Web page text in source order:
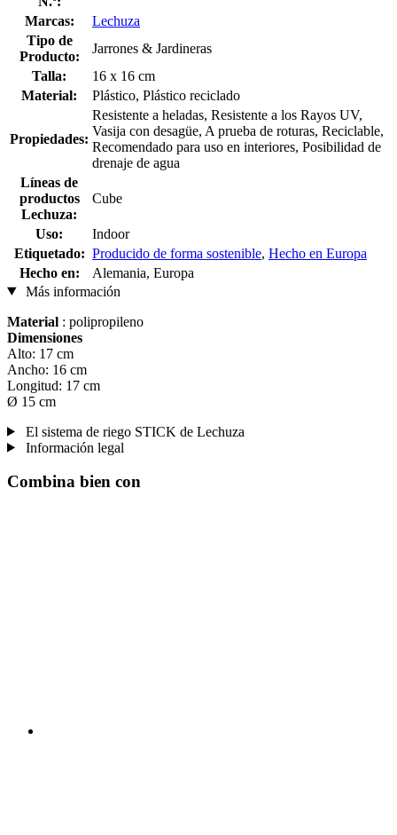
Marcas:
Lechuza
Tipo de
Producto:
Jarrones & Jardineras
Talla:
16 x 16 cm
Material:
Plástico, Plástico reciclado
Propiedades:
Resistente a heladas, Resistente a los Rayos UV,
Vasija con desagüe, A prueba de roturas, Reciclable,
Recomendado para uso en interiores, Posibilidad de
drenaje de agua
Líneas de
productos
Lechuza:
Cube
Uso:
Indoor
Etiquetado: Producido de forma sostenible, Hecho en Europa
Hecho en:
Alemania, Europa
Más información
Material : polipropileno
Dimensiones
Alto: 17 cm
Ancho: 16 cm
Longitud: 17 cm
Ø 15 cm
El sistema de riego STICK de Lechuza
Información legal
Combina bien con